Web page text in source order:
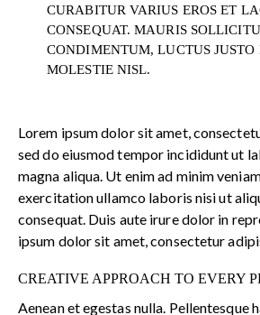
CURABITUR VARIUS EROS ET
CONSEQUAT. MAURIS
CONDIMENTUM, LUCTUS JUSTO
MOLESTIE NISL.
Lorem ipsum dolor sit amet,
sed do eiusmod tempor incididunt ut
magna aliqua. Ut enim ad minim
exercitation ullamco laboris nisi ut
consequat. Duis aute irure dolor in
ipsum dolor sit amet, consectetur
CREATIVE APPROACH TO EVERY
Aenean et egestas nulla. Pellentesque